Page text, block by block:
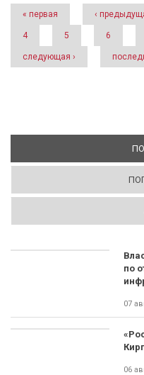
« первая ‹
4 5 6
следующая ›
по
07
06